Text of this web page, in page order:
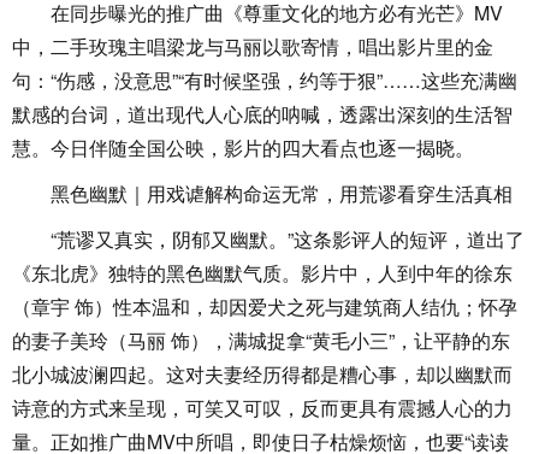
在同步曝光的推广曲《尊重文化的地方必有光芒》MV
中，二手玫瑰主唱梁龙与马丽以歌寄情，唱出影片里的金
句：“伤感，没意思”“有时候坚强，约等于狠”……这些充满幽
默感的台词，道出现代人心底的呐喊，透露出深刻的生活智
慧。今日伴随全国公映，影片的四大看点也逐一揭晓。
黑色幽默｜用戏谑解构命运无常，用荒谬看穿生活真相
“荒谬又真实，阴郁又幽默。”这条影评人的短评，道出了
《东北虎》独特的黑色幽默气质。影片中，人到中年的徐东
（章宇 饰）性本温和，却因爱犬之死与建筑商人结仇；怀孕
的妻子美玲（马丽 饰），满城捉拿“黄毛小三”，让平静的东
北小城波澜四起。这对夫妻经历得都是糟心事，却以幽默而
诗意的方式来呈现，可笑又可叹，反而更具有震撼人心的力
量。正如推广曲MV中所唱，即使日子枯燥烦恼，也要“读读